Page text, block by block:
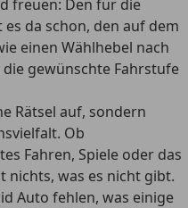
freuen: Den für die
da schon, den auf dem
einen Wählhebel nach
gewünschte Fahrstufe
Rätsel auf, sondern
Ob
Fahren, Spiele oder das
nichts, was es nicht gibt.
Auto fehlen, was einige